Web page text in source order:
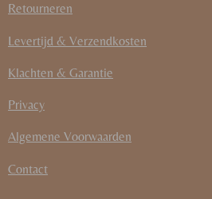
Retourneren
Levertijd & Verzendkosten
Klachten & Garantie
Privacy
Algemene Voorwaarden
Contact